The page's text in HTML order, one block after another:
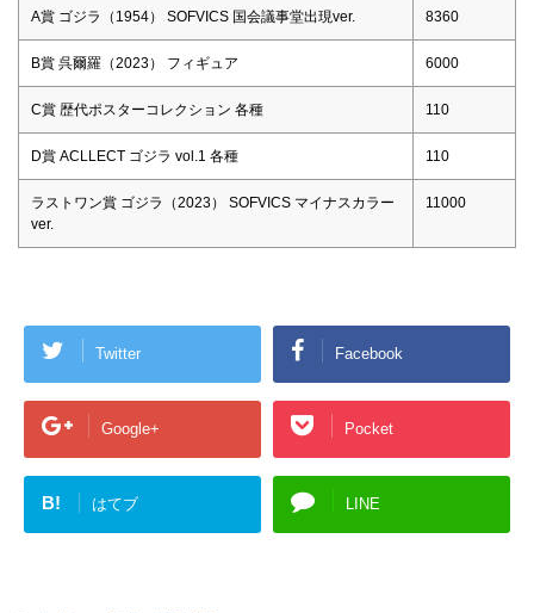
A賞 ゴジラ（1954） SOFVICS 国会議事堂出現ver. 8360
B賞 呉爾羅（2023） フィギュア 6000
C賞 歴代ポスターコレクション 各種 110
D賞 ACLLECT ゴジラ vol.1 各種 110
ラストワン賞 ゴジラ（2023） SOFVICS マイナスカラー
ver.
11000
Twitter Facebook
Google+ Pocket
B! はてブ LINE